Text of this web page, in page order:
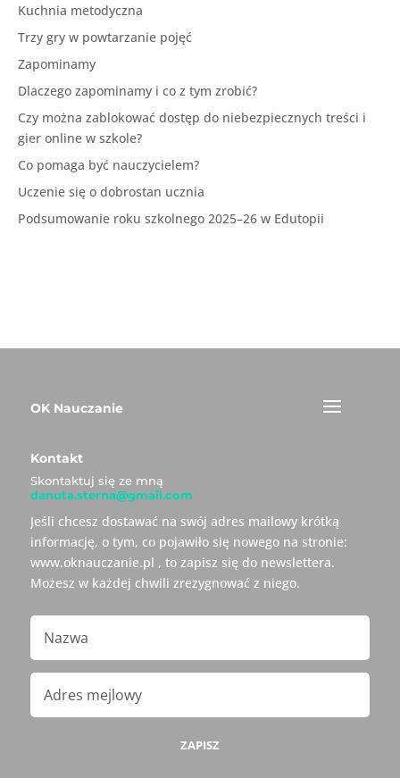
Kuchnia metodyczna
Trzy gry w powtarzanie pojęć
Zapominamy
Dlaczego zapominamy i co z tym zrobić?
Czy można zablokować dostęp do niebezpiecznych treści i
gier online w szkole?
Co pomaga być nauczycielem?
Uczenie się o dobrostan ucznia
Podsumowanie roku szkolnego 2025–26 w Edutopii
OK Nauczanie
Kontakt
Skontaktuj się ze mną
danuta.sterna@gmail.com
Jeśli chcesz dostawać na swój adres mailowy krótką
informację, o tym, co pojawiło się nowego na stronie:
www.oknauczanie.pl , to zapisz się do newslettera.
Możesz w każdej chwili zrezygnować z niego.
ZAPISZ